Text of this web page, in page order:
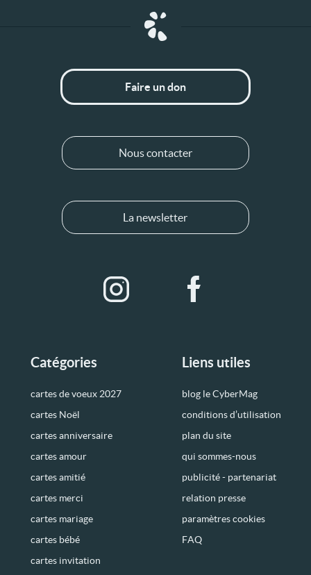
Catégories
cartes de voeux 2027
cartes Noël
cartes anniversaire
cartes amour
cartes amitié
cartes merci
cartes mariage
cartes bébé
cartes invitation
Liens utiles
blog le CyberMag
conditions d’utilisation
plan du site
qui sommes-nous
publicité - partenariat
relation presse
paramètres cookies
FAQ
Faire un don
Nous contacter
La newsletter